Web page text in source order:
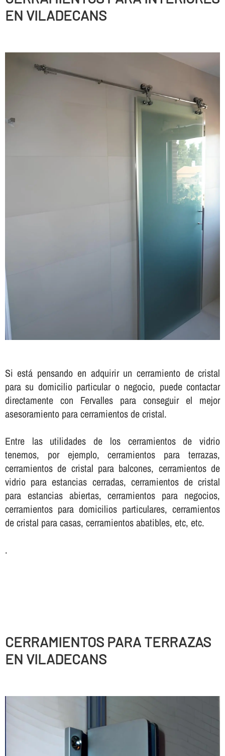
EN VILADECANS
Si está pensando en adquirir un cerramiento de cristal
para su domicilio particular o negocio, puede contactar
directamente con Fervalles para conseguir el mejor
asesoramiento para cerramientos de cristal.
Entre las utilidades de los cerramientos de vidrio
tenemos, por ejemplo, cerramientos para terrazas,
cerramientos de cristal para balcones, cerramientos de
vidrio para estancias cerradas, cerramientos de cristal
para estancias abiertas, cerramientos para negocios,
cerramientos para domicilios particulares, cerramientos
de cristal para casas, cerramientos abatibles, etc, etc.
.
CERRAMIENTOS PARA TERRAZAS
EN VILADECANS